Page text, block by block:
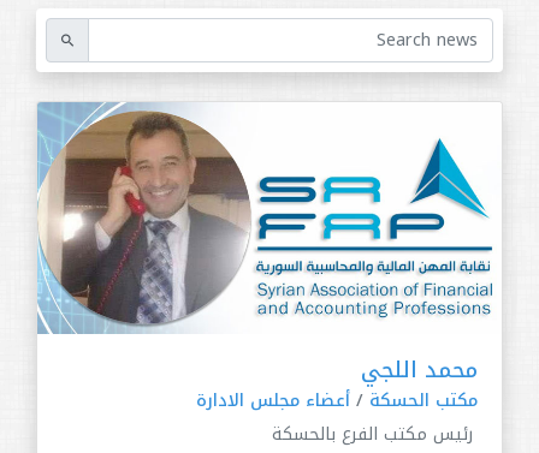
محمد اللجي
مكتب الحسكة /أعضاء مجلس الادارة
رئيس مكتب الفرع بالحسكة